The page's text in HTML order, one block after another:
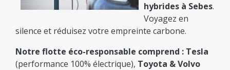
Il ne vous reste plus qu'à : Comparer et Choisir
le Bon Prix !
hybrides à Sebes.
Voyagez en
silence et réduisez votre empreinte carbone.
Notre flotte éco-responsable comprend : Tesla
(performance 100% électrique), Toyota & Volvo